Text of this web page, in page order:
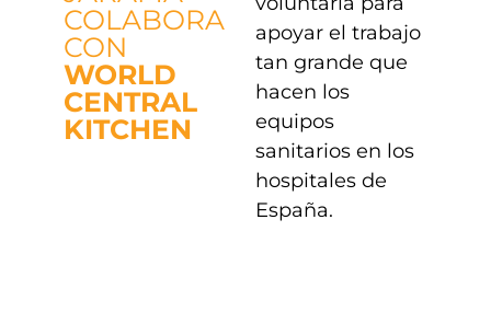
COLABORA
CON
WORLD
CENTRAL
KITCHEN
apoyar el trabajo
tan grande que
hacen los
equipos
sanitarios en los
hospitales de
España.